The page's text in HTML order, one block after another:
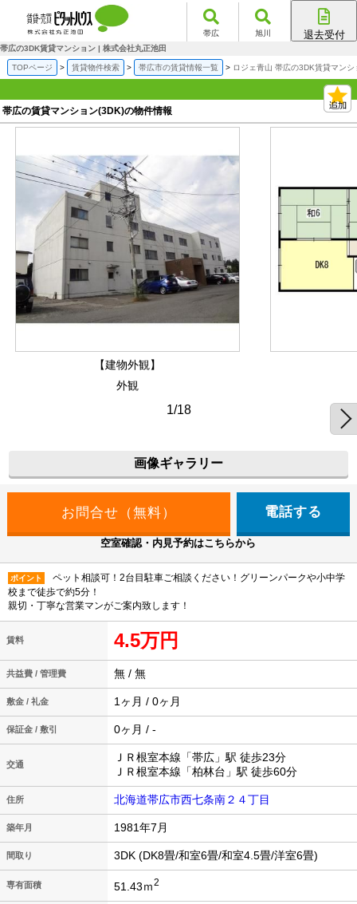
帯広 旭川 退去受付
帯広の3DK賃貸マンション | 株式会社丸正池田
TOPページ 賃貸物件検索 帯広市の賃貸情報一覧 ロジェ青山 帯広の3DK賃貸マンシ
帯広の賃貸マンション(3DK)の物件情報
【建物外観】
外観
1/18
画像ギャラリー
電話する
空室確認・内見予約はこちらから
ポイント
ペット相談可！2台目駐車ご相談ください！グリーンパークや小中学
校まで徒歩で約5分！
親切・丁寧な営業マンがご案内致します！
賃料 4.5万円
共益費 / 管理費 無 / 無
敷金 / 礼金 1ヶ月 / 0ヶ月
保証金 / 敷引 0ヶ月 / -
交通
ＪＲ根室本線「帯広」駅 徒歩23分
ＪＲ根室本線「柏林台」駅 徒歩60分
住所 北海道帯広市西七条南２４丁目
築年月 1981年7月
間取り 3DK (DK8畳/和室6畳/和室4.5畳/洋室6畳)
専有面積 51.43ｍ2